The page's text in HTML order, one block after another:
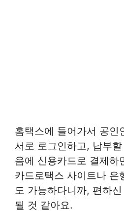
홈택스에 들어가서 공인
서로 로그인하고, 납부
음에 신용카드로 결제하
카드로택스 사이트나 은
도 가능하다니까, 편하
될 것 같아요.